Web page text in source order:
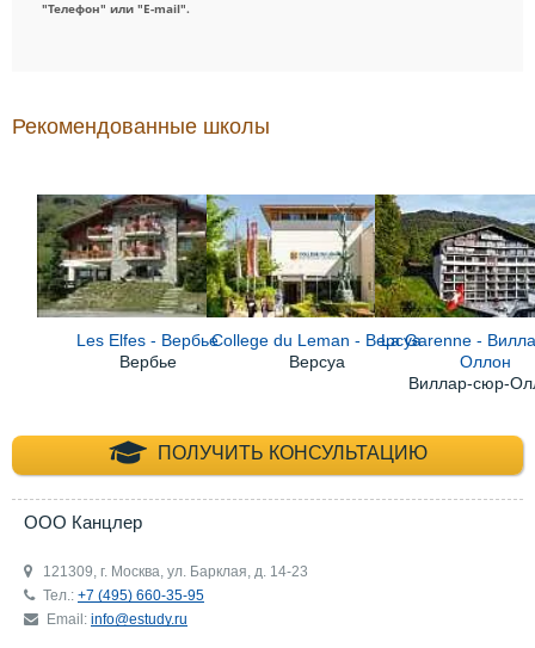
"Телефон" или "E-mail".
Рекомендованные школы
Les Elfes - Вербье
Вербье
College du Leman - Версуа
Версуа
La Garenne -
Оллон
Виллар-сюр-
ПОЛУЧИТЬ КОНСУЛЬТАЦИЮ
+7 (495) 660-35-
ООО Канцлер
121309, г. Москва, ул. Барклая, д. 14-23
Тел.: +7 (495) 660-35-95
Email: info@estudy.ru